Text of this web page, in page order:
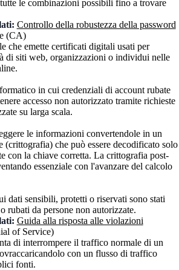
le combinazioni possibili fino a trovare
Controllo della robustezza della password
(CA)
che emette certificati digitali usati per
di siti web, organizzazioni o individui nelle
in cui credenziali di account rubate
accesso non autorizzato tramite richieste
su larga scala.
le informazioni convertendole in un
che può essere decodificato solo
con la chiave corretta. La crittografia post-
essenziale con l'avanzare del calcolo
dati sensibili, protetti o riservati sono stati
rubati da persone non autorizzate.
Guida alla risposta alle violazioni
of Service)
di interrompere il traffico normale di un
con un flusso di traffico
fonti.